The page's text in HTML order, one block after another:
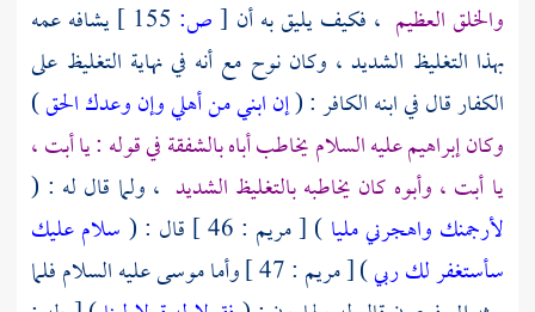
والخلق العظيم ، فكيف يليق به أن [ص:
يشافه عمه
بهذا التغليظ الشديد ، وكاننوح مع أنه في نهاية التغليظ على
الكفار قال في ابنه الكافر : (إن ابني من أهلي وإن وعدك الحق)
وكانإبراهيمعليه السلام يخاطب أباه بالشفقة في قوله : يا أبت ،
يا أبت ، وأبوه كان يخاطبه بالتغليظ الشديد ، ولما قال له : (
لأرجمنك واهجرني مليا ) [ مريم : 46 ] قال : (
سلام عليك
سأستغفر لك ربي) [ مريم : 47 ] وأما موسىعليه السلام فلما